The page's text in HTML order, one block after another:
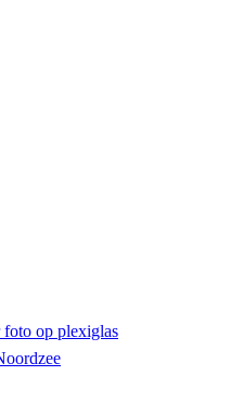
foto op plexiglas